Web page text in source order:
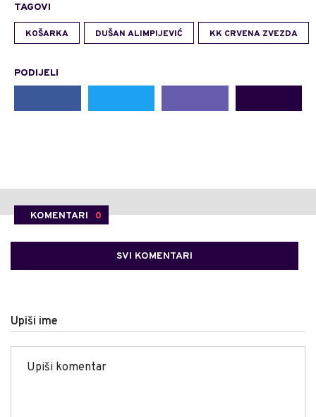
TAGOVI
KOŠARKA DUŠAN ALIMPIJEVIĆ KK CRVENA ZVEZDA
PODIJELI
KOMENTARI 0
SVI KOMENTARI
Upiši ime